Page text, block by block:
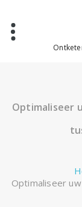
inhoud
Optimaliseer
Optimaliseer